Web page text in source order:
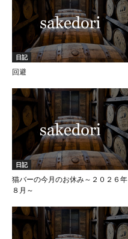
日記
回避
日記
猫バーの今月のお休み～２０２６年
８月～